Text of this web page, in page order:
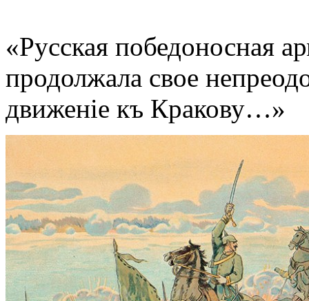
«Русская победоносная
продолжала свое
движенiе къ Кракову…»